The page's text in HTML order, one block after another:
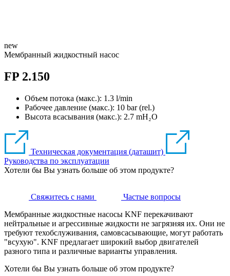
new
Мембранный жидкостный насос
FP 2.150
Объем потока (макс.): 1.3 l/min
Рабочее давление (макс.): 10 bar (rel.)
Высота всасывания (макс.): 2.7 mH₂O
Техническая документация (даташит)
Руководства по эксплуатации
Хотели бы Вы узнать больше об этом продукте?
Свяжитесь с нами
Частые вопросы
Мембранные жидкостные насосы KNF перекачивают
нейтральные и агрессивные жидкости не загрязняя их. Они не
требуют техобслуживания, самовсасывающие, могут работать
"всухую". KNF предлагает широкий выбор двигателей
разного типа и различные варианты управления.
Хотели бы Вы узнать больше об этом продукте?